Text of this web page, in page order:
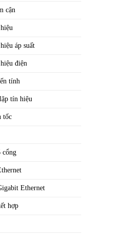
cận
áp suất
điện
tính
tín hiệu
tốc
cổng
Ethernet
hợp